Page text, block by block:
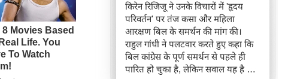
किरेन रिजिजू ने उनके विचारों में 'हृदय
परिवर्तन' पर तंज कसा और महिला
आरक्षण बिल के समर्थन की मांग की।
राहुल गांधी ने पलटवार करते हुए कहा कि
बिल कांग्रेस के पूर्ण समर्थन से पहले ही
पारित हो चुका है, लेकिन सवाल यह है कि